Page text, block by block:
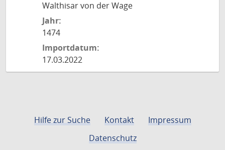
Walthisar von der Wage
Jahr:
1474
Importdatum:
17.03.2022
Hilfe zur Suche Kontakt
Impressum
Datenschutz